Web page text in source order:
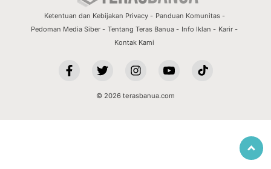
Ketentuan dan Kebijakan Privacy
Panduan Komunitas
Pedoman Media Siber
Tentang Teras Banua Info Iklan
Karir
Kontak Kami
© 2026 terasbanua.com